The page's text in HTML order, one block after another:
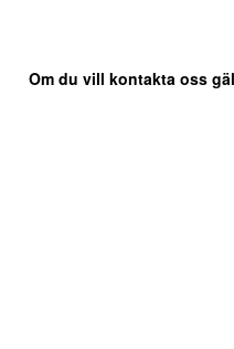
Om du vill kontakta oss